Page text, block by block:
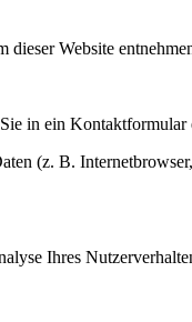
dieser Website
in ein Kontaktformular
(z. B.
Ihres